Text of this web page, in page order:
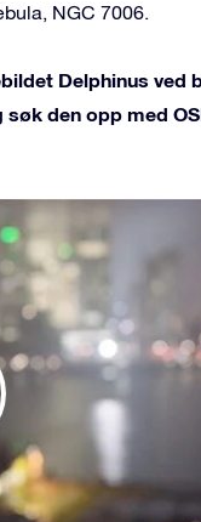
NGC 7006.
Delphinus ved
den opp med